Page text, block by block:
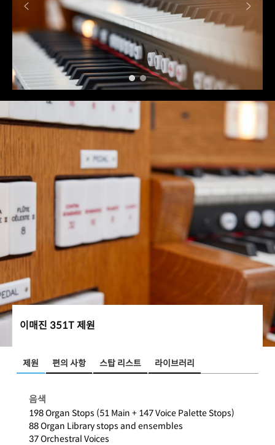
이매진 351T 제원
제원 편의 사항 스탑 리스트 라이브러리
음색
198 Organ Stops (51 Main + 147 Voice Palette Stops)
88 Organ Library stops and ensembles
37 Orchestral Voices